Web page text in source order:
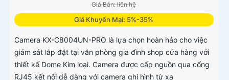
Giá Bán: liên hệ
Giá Khuyến Mại: 5%-35%
Camera KX-C8004UN-PRO là lựa chọn hoàn hảo cho việc
giám sát lắp đặt tại văn phòng gia đình shop cửa hàng với
thiết kế Dome Kim loại. Camera được cấp nguồn qua cổng
RJ45 kết nối dễ dàng với camera ghi hình từ xa